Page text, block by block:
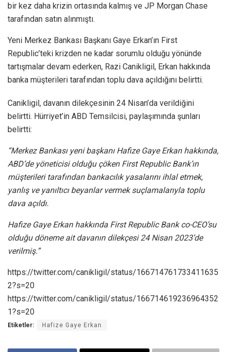
bir kez daha krizin ortasında kalmış ve JP Morgan Chase
tarafından satın alınmıştı.
Yeni Merkez Bankası Başkanı Gaye Erkan’ın First
Republic’teki krizden ne kadar sorumlu olduğu yönünde
tartışmalar devam ederken, Razi Canikligil, Erkan hakkında
banka müşterileri tarafından toplu dava açıldığını belirtti.
Canikligil, davanın dilekçesinin 24 Nisan’da verildiğini
belirtti. Hürriyet’in ABD Temsilcisi, paylaşımında şunları
belirtti:
“Merkez Bankası yeni başkanı Hafize Gaye Erkan hakkında,
ABD’de yöneticisi olduğu çöken First Republic Bank’ın
müşterileri tarafından bankacılık yasalarını ihlal etmek,
yanlış ve yanıltıcı beyanlar vermek suçlamalarıyla toplu
dava açıldı.
Hafize Gaye Erkan hakkında First Republic Bank co-CEO’su
olduğu döneme ait davanın dilekçesi 24 Nisan 2023’de
verilmiş.”
https://twitter.com/canikligil/status/166714761733411635
2?s=20
https://twitter.com/canikligil/status/166714619236964352
1?s=20
Etiketler: Hafize Gaye Erkan